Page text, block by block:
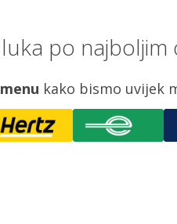
po najboljim
kako bismo uvijek